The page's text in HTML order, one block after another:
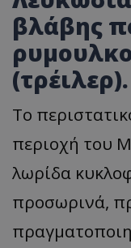
βλάβης
(τρέιλερ).
Το
περιοχή του
λωρίδα
προσωρινά,